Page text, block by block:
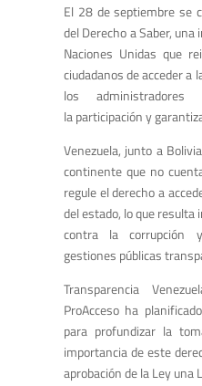
El 28 de septiembre se
del Derecho a Saber,
Naciones Unidas que
ciudadanos de acceder a
los
la participación y
Venezuela, junto a
continente que no
regule el derecho a
del estado, lo que resulta
contra la corrupción
gestiones públicas
Transparencia
ProAcceso ha
para profundizar la
importancia de este
aprobación de la Ley una